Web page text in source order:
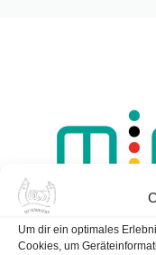
Um dir ein optimales
Cookies, um